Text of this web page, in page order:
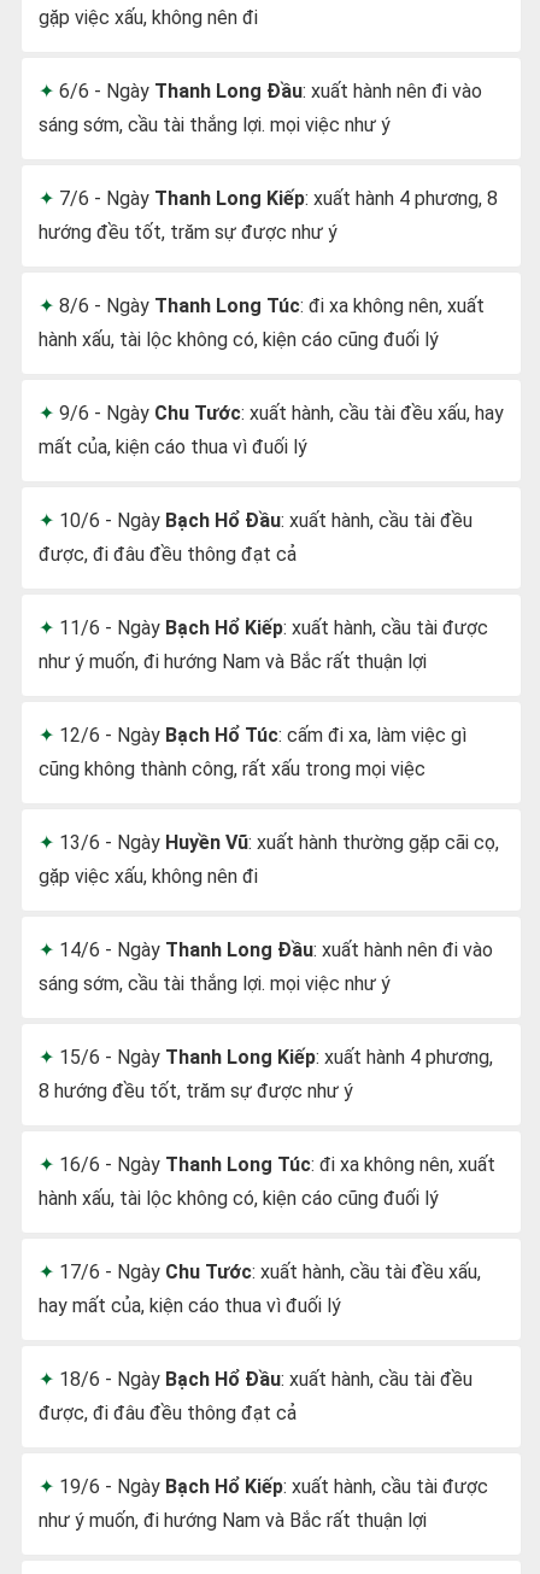
gặp việc xấu, không nên đi
6/6 - Ngày Thanh Long Đầu: xuất hành nên đi vào
sáng sớm, cầu tài thắng lợi. mọi việc như ý
7/6 - Ngày Thanh Long Kiếp: xuất hành 4 phương, 8
hướng đều tốt, trăm sự được như ý
8/6 - Ngày Thanh Long Túc: đi xa không nên, xuất
hành xấu, tài lộc không có, kiện cáo cũng đuối lý
9/6 - Ngày Chu Tước: xuất hành, cầu tài đều xấu, hay
mất của, kiện cáo thua vì đuối lý
10/6 - Ngày Bạch Hổ Đầu: xuất hành, cầu tài đều
được, đi đâu đều thông đạt cả
11/6 - Ngày Bạch Hổ Kiếp: xuất hành, cầu tài được
như ý muốn, đi hướng Nam và Bắc rất thuận lợi
12/6 - Ngày Bạch Hổ Túc: cấm đi xa, làm việc gì
cũng không thành công, rất xấu trong mọi việc
13/6 - Ngày Huyền Vũ: xuất hành thường gặp cãi cọ,
gặp việc xấu, không nên đi
14/6 - Ngày Thanh Long Đầu: xuất hành nên đi vào
sáng sớm, cầu tài thắng lợi. mọi việc như ý
15/6 - Ngày Thanh Long Kiếp: xuất hành 4 phương,
8 hướng đều tốt, trăm sự được như ý
16/6 - Ngày Thanh Long Túc: đi xa không nên, xuất
hành xấu, tài lộc không có, kiện cáo cũng đuối lý
17/6 - Ngày Chu Tước: xuất hành, cầu tài đều xấu,
hay mất của, kiện cáo thua vì đuối lý
18/6 - Ngày Bạch Hổ Đầu: xuất hành, cầu tài đều
được, đi đâu đều thông đạt cả
19/6 - Ngày Bạch Hổ Kiếp: xuất hành, cầu tài được
như ý muốn, đi hướng Nam và Bắc rất thuận lợi